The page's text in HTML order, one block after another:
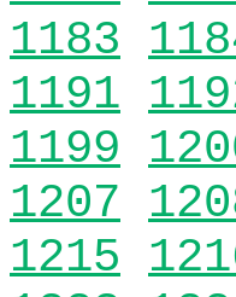
1183
1191
1199
1207
1215